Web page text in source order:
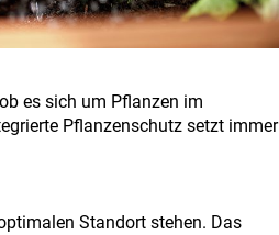
es sich um Pflanzen im
Pflanzenschutz setzt immer
Standort stehen. Das